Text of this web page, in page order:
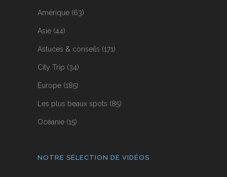
Amérique (63)
Asie (44)
Astuces & conseils (171)
City Trip (34)
Europe (185)
Les plus beaux spots (85)
Océanie (15)
NOTRE SÉLECTION DE VIDÉOS